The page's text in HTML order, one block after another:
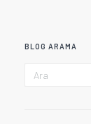
BLOG ARAMA